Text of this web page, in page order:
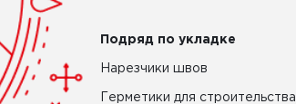
Подряд по укладке
Нарезчики швов
Герметики для строительства